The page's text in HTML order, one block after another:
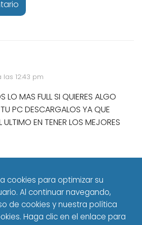
las 12:43 pm
LO MAS FULL SI QUIERES ALGO
PC DESCARGALOS YA QUE
ULTIMO EN TENER LOS MEJORES
cookies para optimizar su
Al continuar navegando,
de cookies y nuestra política
Haga clic en el enlace para